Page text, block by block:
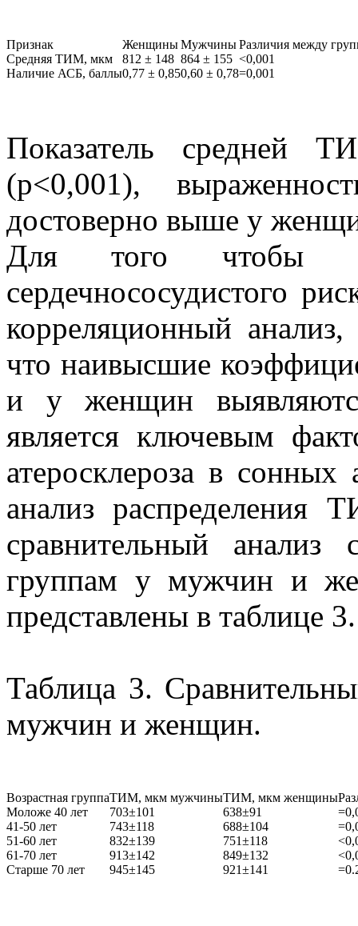
Признак ЖенщиныМужчиныРазличия между
Средняя ТИМ, мкм
812 ± 148 864 ± 155 <0,001
Наличие АСБ, баллы0,77 ± 0,850,60 ± 0,78=0,001
Показатель
(р<0,001),
достоверно выше у
Для того чтобы
сердечнососудистого
корреляционный
что наивысшие
и у женщин
является ключевым
атеросклероза в
анализ распределения
сравнительный
группам у мужчин и
представлены в таблице 3.
Таблица 3.
мужчин и женщин.
Возрастная группаТИМ, мкм мужчиныТИМ, мкм женщины
Моложе 40 лет
703±101 638±91
41-50 лет
743±118 688±104
51-60 лет
832±139 751±118
61-70 лет
913±142 849±132
Старше 70 лет
945±145 921±141